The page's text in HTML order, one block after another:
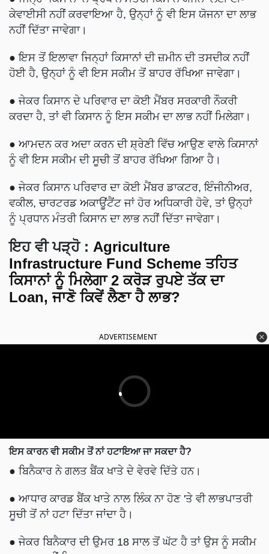
ਕੇਵਾਈਸੀ ਨਹੀਂ ਕਰਵਾਇਆ ਹੈ, ਉਨ੍ਹਾਂ ਨੂੰ ਵੀ ਇਸ ਯੋਜਨਾ ਦਾ ਲਾਭ
ਨਹੀਂ ਦਿੱਤਾ ਜਾਵੇਗਾ।
● ਇਸ ਤੋਂ ਇਲਾਵਾ ਜਿਨ੍ਹਾਂ ਕਿਸਾਨਾਂ ਦੀ ਜ਼ਮੀਨ ਦੀ ਤਸਦੀਕ ਨਹੀਂ
ਹੋਈ ਹੈ, ਉਨ੍ਹਾਂ ਨੂੰ ਵੀ ਇਸ ਸਕੀਮ ਤੋਂ ਬਾਹਰ ਰੱਖਿਆ ਜਾਵੇਗਾ।
● ਜੇਕਰ ਕਿਸਾਨ ਦੇ ਪਰਿਵਾਰ ਦਾ ਕੋਈ ਮੈਂਬਰ ਸਰਕਾਰੀ ਨੌਕਰੀ
ਕਰਦਾ ਹੈ, ਤਾਂ ਵੀ ਕਿਸਾਨ ਨੂੰ ਇਸ ਸਕੀਮ ਦਾ ਲਾਭ ਨਹੀਂ ਮਿਲੇਗਾ।
● ਆਮਦਨ ਕਰ ਅਦਾ ਕਰਨ ਦੀ ਸ਼੍ਰੇਣੀ ਵਿੱਚ ਆਉਣ ਵਾਲੇ ਕਿਸਾਨਾਂ
ਨੂੰ ਵੀ ਇਸ ਸਕੀਮ ਦੀ ਸੂਚੀ ਤੋਂ ਬਾਹਰ ਰੱਖਿਆ ਗਿਆ ਹੈ।
● ਜੇਕਰ ਕਿਸਾਨ ਪਰਿਵਾਰ ਦਾ ਕੋਈ ਮੈਂਬਰ ਡਾਕਟਰ, ਇੰਜੀਨੀਅਰ,
ਵਕੀਲ, ਚਾਰਟਰਡ ਅਕਾਊਂਟੈਂਟ ਜਾਂ ਹੋਰ ਅਧਿਕਾਰੀ ਹੋਵੇ, ਤਾਂ ਉਨ੍ਹਾਂ
ਨੂੰ ਪ੍ਰਧਾਨ ਮੰਤਰੀ ਕਿਸਾਨ ਦਾ ਲਾਭ ਨਹੀਂ ਦਿੱਤਾ ਜਾਵੇਗਾ।
ਇਹ ਵੀ ਪੜ੍ਹੋ : Agriculture
Infrastructure Fund Scheme ਤਹਿਤ
ਕਿਸਾਨਾਂ ਨੂੰ ਮਿਲੇਗਾ 2 ਕਰੋੜ ਰੁਪਏ ਤੱਕ ਦਾ
Loan, ਜਾਣੋ ਕਿਵੇਂ ਲੈਣਾ ਹੈ ਲਾਭ?
● ਬਿਨੈਕਾਰ ਨੇ ਗਲਤ ਬੈਂਕ ਖਾਤੇ ਦੇ ਵੇਰਵੇ ਦਿੱਤੇ ਹਨ।
ਸੂਚੀ ਤੋਂ ਨਾਂ ਹਟਾ ਦਿੱਤਾ ਜਾਂਦਾ ਹੈ।
● ਜੇਕਰ ਬਿਨੈਕਾਰ ਦੀ ਉਮਰ 18 ਸਾਲ ਤੋਂ ਘੱਟ ਹੈ ਤਾਂ ਉਸ ਨੂੰ ਸਕੀਮ
ਦਾ ਲਾਭ ਨਹੀਂ ਮਿਲਦਾ।